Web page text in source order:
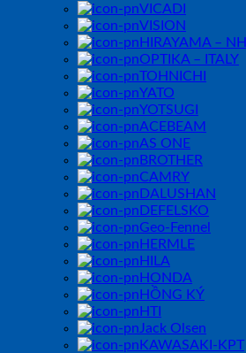
VICADI
VISION
HIRAYAMA –
OPTIKA – ITALY
TOHNICHI
YATO
YOTSUGI
ACEBEAM
AS ONE
BROTHER
CAMRY
DALUSHAN
DEFELSKO
Geo-Fennel
HERMLE
HILA
HONDA
HỒNG KÝ
HTI
Jack Olsen
KAWASAKI-KPT